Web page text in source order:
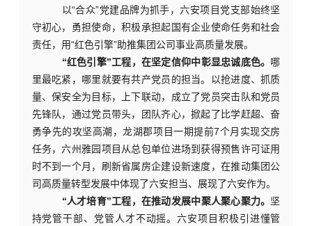
以“合众”党建品牌为抓手，六安项目党支部始终坚
守初心，勇担使命，积极承担起国有企业使命任务和社会
责任，用“红色引擎”助推集团公司事业高质量发展。
“红色引擎”工程，在坚定信仰中彰显忠诚底色。 哪
里最吃紧，哪里就要有共产党员的担当。以抢进度、抓质
量、保安全为目标，上下联动，成立了党员突击队和党员
先锋队， 通过党员带头，团队齐心，掀起了比学赶超、奋
勇争先的攻坚高潮，龙湖郡项目一期提前7个月实现交房
任务，六州雅园项目从总包单位进场到获得预售许可证用
时不到一个月，刷新省属房企建设新速度，在推动集团公
司高质量转型发展中体现了六安担当、展现了六安作为。
“人才培育”工程，在推动发展中聚人聚心聚力。 坚
持党管干部、党管人才不动摇。六安项目积极引进懂管